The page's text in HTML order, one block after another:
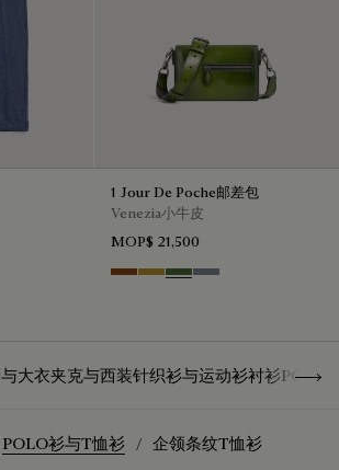
1 Jour De Poche邮差包
Venezia小牛皮
MOP$ 21,500
Cacao Intenso
Mustard
Racing Green
Bleu Brume
大衣夹克与西装针织衫与运动衫衬衫POLO
POLO衫与T恤衫 企领条纹T恤衫